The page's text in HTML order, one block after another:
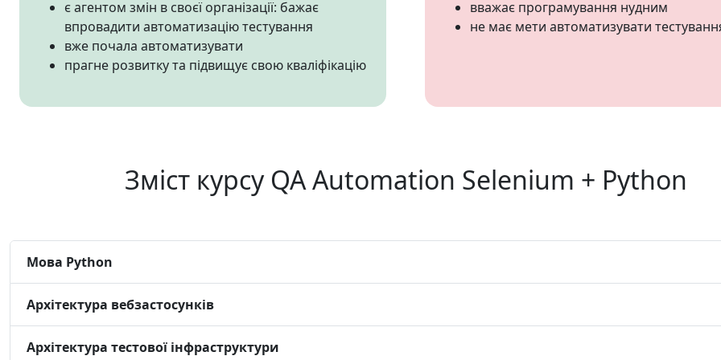
є агентом змін в своєї організації: бажає
впровадити автоматизацію тестування
вже почала автоматизувати
прагне розвитку та підвищує свою кваліфікацію
вважає програмування нудним
не має мети автоматизувати
Зміст курсу QA Automation Selenium + Python
Мова Python
Архітектура вебзастосунків
Архітектура тестової інфраструктури